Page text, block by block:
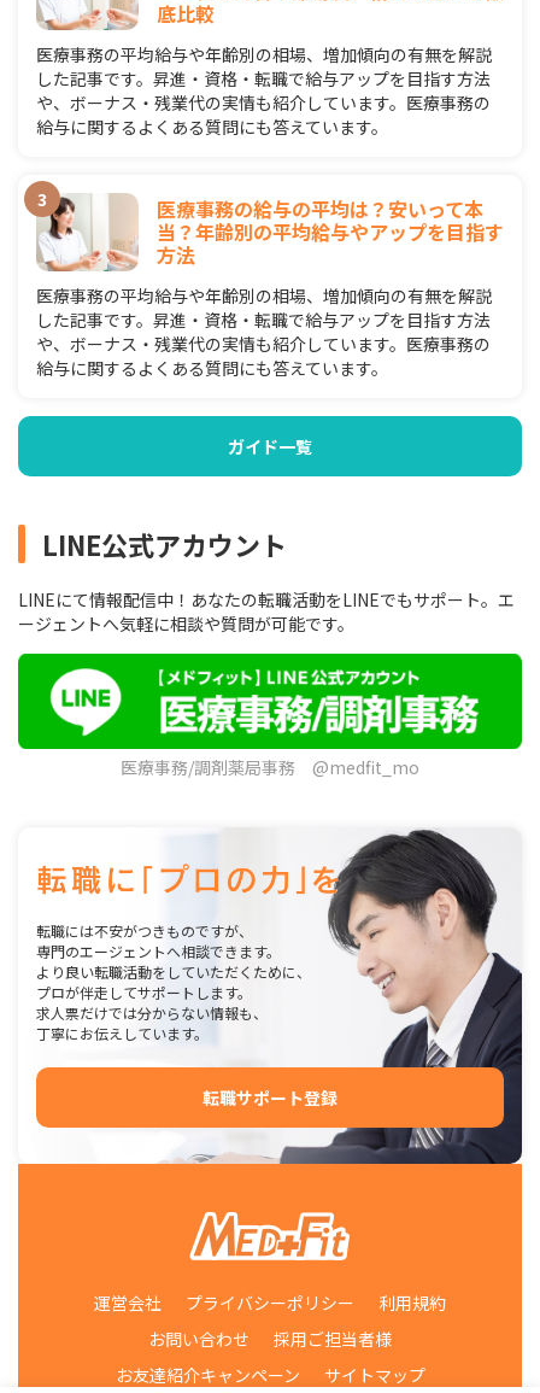
底比較
医療事務の平均給与や年齢別の相場、増加傾向の有無を解説
した記事です。昇進・資格・転職で給与アップを目指す方法
や、ボーナス・残業代の実情も紹介しています。医療事務の
給与に関するよくある質問にも答えています。
医療事務の給与の平均は？安いって本
当？年齢別の平均給与やアップを目指す
方法
医療事務の平均給与や年齢別の相場、増加傾向の有無を解説
した記事です。昇進・資格・転職で給与アップを目指す方法
や、ボーナス・残業代の実情も紹介しています。医療事務の
給与に関するよくある質問にも答えています。
ガイド一覧
LINE公式アカウント
LINEにて情報配信中！あなたの転職活動をLINEでもサポート。エ
ージェントへ気軽に相談や質問が可能です。
医療事務/調剤薬局事務 @medfit_mo
転職には不安がつきものですが、
専門のエージェントへ相談できます。
より良い転職活動をしていただくために、
プロが伴走してサポートします。
求人票だけでは分からない情報も、
丁寧にお伝えしています。
転職サポート登録
運営会社 プライバシーポリシー
利用規約
お問い合わせ
採用ご担当者様
お友達紹介キャンペーン
サイトマップ